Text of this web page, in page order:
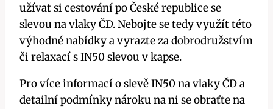
užívat si cestování po České republice se
slevou na vlaky ČD. Nebojte se tedy využít této
výhodné nabídky a vyrazte za dobrodružstvím
či relaxací s IN50 slevou v kapse.
Pro více informací o slevě IN50 na vlaky ČD a
detailní podmínky nároku na ni se obraťte na